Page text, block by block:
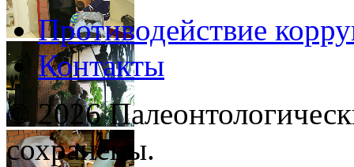
Противодействие
Контакты
© 2026
сохранены.